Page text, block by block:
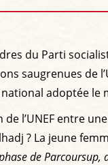
du Parti
saugrenues de
adoptée le
l’UNEF entre
? La jeune
de Parcoursup,